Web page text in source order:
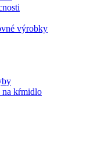
výrobky
na kŕmidlo